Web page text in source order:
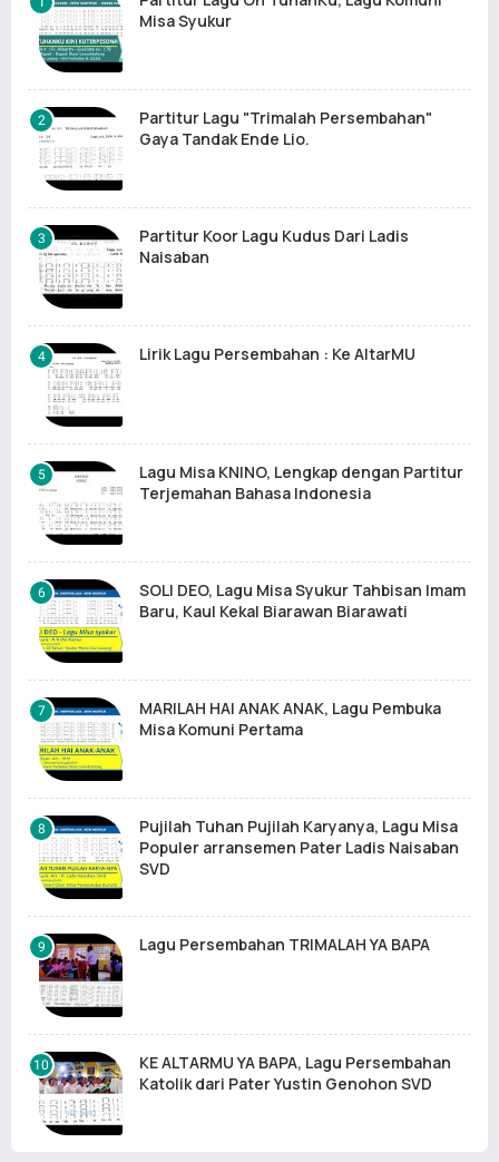
Misa Syukur
Partitur Lagu "Trimalah Persembahan"
Gaya Tandak Ende Lio.
Partitur Koor Lagu Kudus Dari Ladis
Naisaban
Lirik Lagu Persembahan : Ke AltarMU
Lagu Misa KNINO, Lengkap dengan Partitur
Terjemahan Bahasa Indonesia
SOLI DEO, Lagu Misa Syukur Tahbisan Imam
Baru, Kaul Kekal Biarawan Biarawati
MARILAH HAI ANAK ANAK, Lagu Pembuka
Misa Komuni Pertama
Pujilah Tuhan Pujilah Karyanya, Lagu Misa
Populer arransemen Pater Ladis Naisaban
SVD
Lagu Persembahan TRIMALAH YA BAPA
KE ALTARMU YA BAPA, Lagu Persembahan
Katolik dari Pater Yustin Genohon SVD